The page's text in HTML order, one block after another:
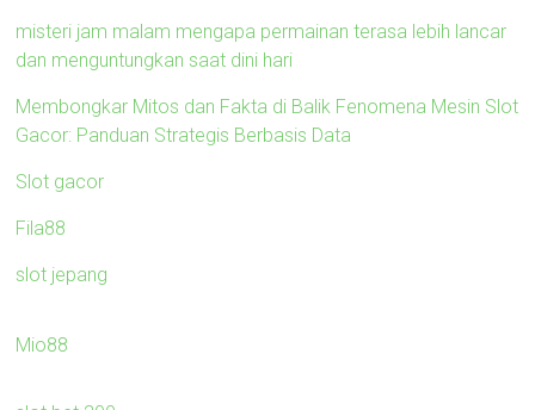
misteri jam malam mengapa permainan terasa lebih lancar
dan menguntungkan saat dini hari
Membongkar Mitos dan Fakta di Balik Fenomena Mesin Slot
Gacor: Panduan Strategis Berbasis Data
Slot gacor
Fila88
slot jepang
Mio88